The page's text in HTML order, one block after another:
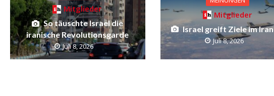
Mitglieder
So täuschte Israel die
iranische Revolutionsgarde
Juli 8, 2026
Mitglieder
Israel greift Ziele im
Juli 8, 2026